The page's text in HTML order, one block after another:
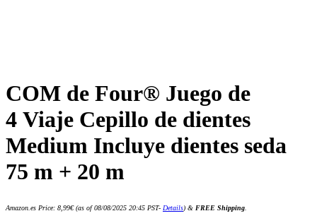
COM de Four® Juego de
4 Viaje Cepillo de dientes
Medium Incluye dientes seda
75 m + 20 m
Amazon.es Price: 8,99€(as of 08/08/2025 20:45 PST- Details) & FREE Shipping